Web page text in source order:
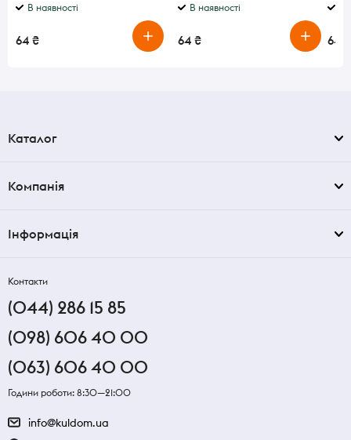
В наявності
64 ₴
л В наявності
64 ₴ 64 ₴
Каталог
Компанія
Інформація
Контакти
(044) 286 15 85
(098) 606 40 00
(063) 606 40 00
Години роботи: 8:30—21:00
info@kuldom.ua